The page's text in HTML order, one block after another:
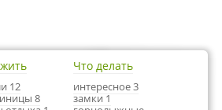
12
8
Что делать
интересное 3
замки 1